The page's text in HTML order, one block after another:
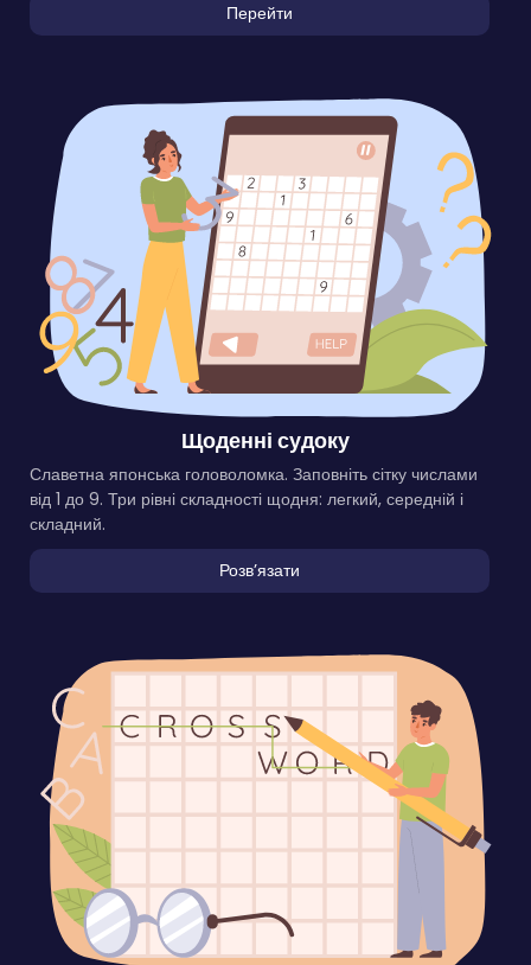
Перейти
Щоденні судоку
Славетна японська головоломка. Заповніть сітку числами
від 1 до 9. Три рівні складності щодня: легкий, середній і
складний.
Розвʼязати